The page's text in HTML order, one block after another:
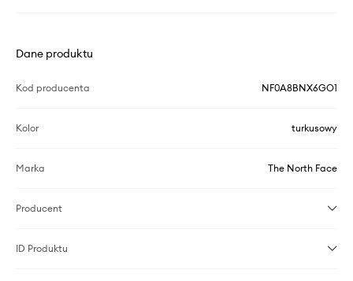
Dane produktu
Kod producenta NF0A8BNX6GO1
Kolor turkusowy
Marka The North Face
Producent
ID Produktu